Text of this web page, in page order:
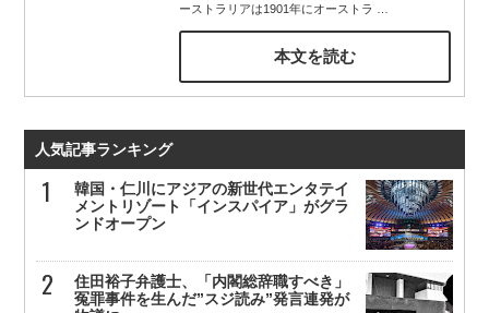
ーストラリアは1901年にオーストラ
本文を読む
人気記事ランキング
韓国・仁川にアジアの新世代エンタテイ
メントリゾート「インスパイア」がグラ
ンドオープン
住田裕子弁護士、「内閣総辞職すべき」
冤罪事件を生んだ”スジ読み”発言連発が